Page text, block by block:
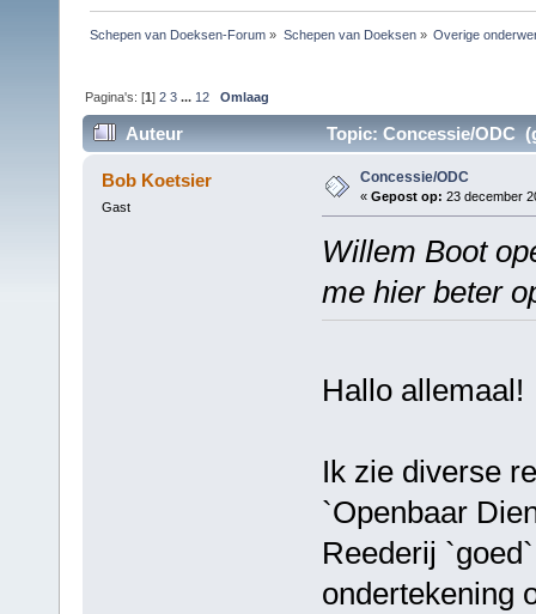
Schepen van Doeksen-Forum » Schepen van Doeksen» Overige
Pagina's: [1]2 3 ... 12 Omlaag
Auteur Topic: Concessie/ODC
Bob Koetsier
Gast
Concessie/ODC
« Gepost op: 23 december
Willem Boot
me hier beter
Hallo allemaal!
Ik zie diverse
`Openbaar
Reederij
ondertekening